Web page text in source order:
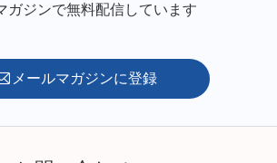
ガジンで無料配信しています
メールマガジンに登録